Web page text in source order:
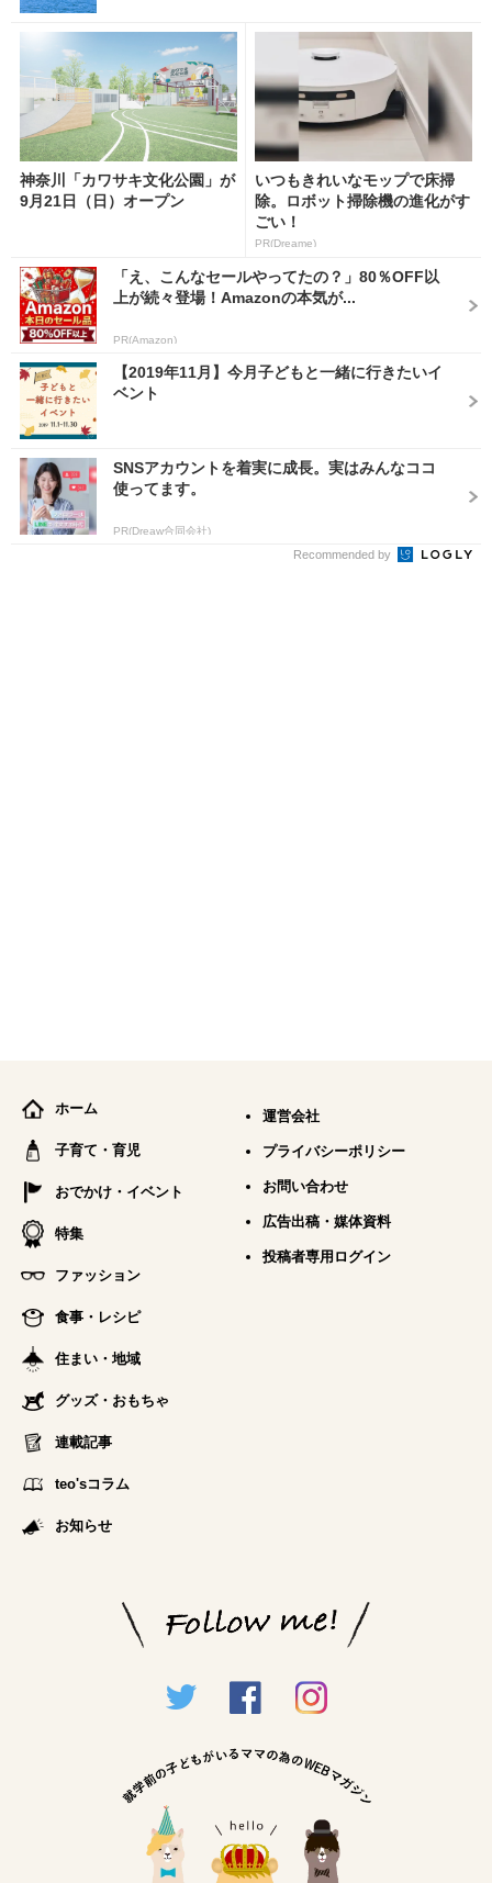
神奈川「カワサキ文化公園」が
9月21日（日）オープン
いつもきれいなモップで床掃
除。ロボット掃除機の進化がす
ごい！
PR(Dreame)
「え、こんなセールやってたの？」80％OFF以
上が続々登場！Amazonの本気が...
PR(Amazon)
【2019年11月】今月子どもと一緒に行きたいイ
ベント
SNSアカウントを着実に成長。実はみんなココ
使ってます。
PR(Dreaw合同会社)
Recommended by
ホーム
子育て・育児
おでかけ・イベント
特集
ファッション
食事・レシピ
住まい・地域
グッズ・おもちゃ
連載記事
teo'sコラム
お知らせ
運営会社
プライバシーポリシー
お問い合わせ
広告出稿・媒体資料
投稿者専用ログイン